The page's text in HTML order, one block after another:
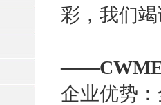
彩，我们
企业优势